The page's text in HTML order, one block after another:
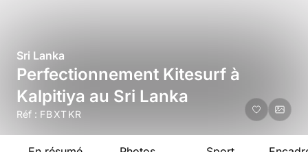
Sri Lanka
Perfectionnement Kitesurf à
Kalpitiya au Sri Lanka
Réf : FBXTKR